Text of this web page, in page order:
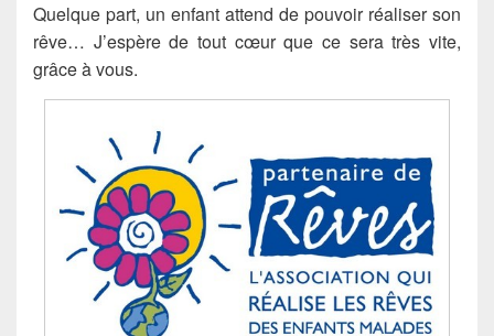
Quelque part, un enfant attend de pouvoir réaliser son
rêve… J’espère de tout cœur que ce sera très vite,
grâce à vous.